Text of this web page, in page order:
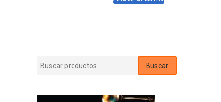
Buscar
Buscar